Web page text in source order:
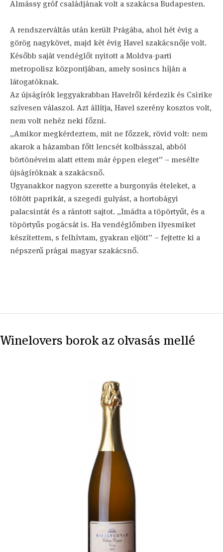
Almássy gróf családjának volt a szakácsa Budapesten.
A rendszerváltás után került Prágába, ahol hét évig a
görög nagykövet, majd két évig Havel szakácsnője volt.
Később saját vendéglőt nyitott a Moldva-parti
metropolisz központjában, amely sosincs híján a
látogatóknak.
Az újságírók leggyakrabban Havelről kérdezik és Csirike
szívesen válaszol. Azt állítja, Havel szerény kosztos volt,
nem volt nehéz neki főzni.
„Amikor megkérdeztem, mit ne főzzek, rövid volt: nem
akarok a házamban főtt lencsét kolbásszal, abból
börtönéveim alatt ettem már éppen eleget” – mesélte
újságíróknak a szakácsnő.
Ugyanakkor nagyon szerette a burgonyás ételeket, a
töltött paprikát, a szegedi gulyást, a hortobágyi
palacsintát és a rántott sajtot. „Imádta a töpörtyűt, és a
töpörtyűs pogácsát is. Ha vendéglőmben ilyesmiket
készítettem, s felhívtam, gyakran eljött” – fejtette ki a
népszerű prágai magyar szakácsnő.
Winelovers borok az olvasás mellé